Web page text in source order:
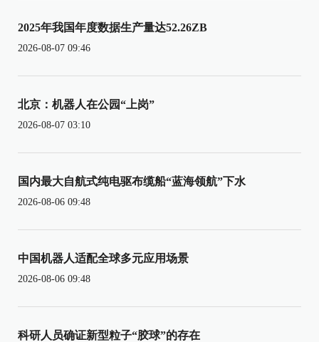
2025年我国年度数据生产量达52.26ZB
2026-08-07 09:46
北京：机器人在公园“上岗”
2026-08-07 03:10
国内最大自航式纯电驱布缆船“蓝海领航”下水
2026-08-06 09:48
中国机器人适配全球多元应用场景
2026-08-06 09:48
科研人员确证新型粒子“胶球”的存在